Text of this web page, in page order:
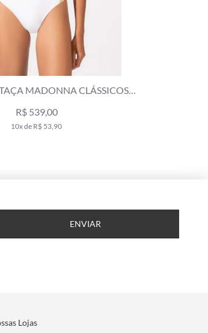
MADONNA CLÁSSICOS
R$ 539,00
10x de R$ 53,90
ENVIAR
Lojas